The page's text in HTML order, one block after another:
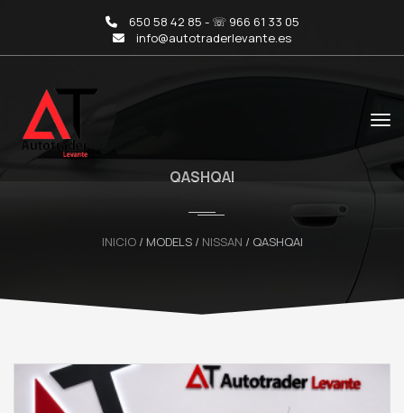
650 58 42 85 - ☏ 966 61 33 05
info@autotraderlevante.es
QASHQAI
INICIO/ MODELS / NISSAN / QASHQAI